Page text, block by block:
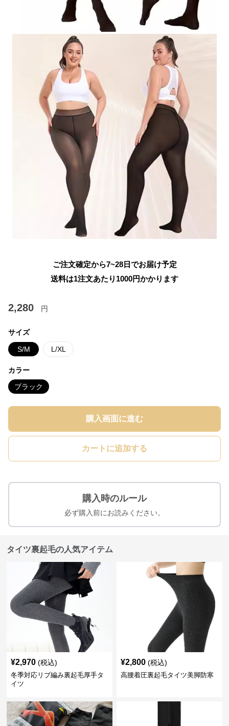
ご注文確定から7~28日でお届け予定
送料は1注文あたり 1000円かかります
2,280 円
サイズ
S/M L/XL
カラー
ブラック
購入画面に進む
カートに追加する
購入時のルール
必ず購入前にお読みください。
タイツ裏起毛の人気アイテム
¥2,970 (税込)
冬季対応リブ編み裏起毛厚手タ
イツ
¥2,800 (税込)
高腰着圧裏起毛タイツ美脚防寒